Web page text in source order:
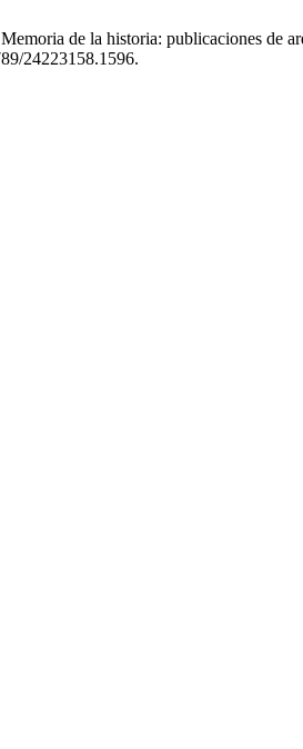
de la historia: publicaciones de
24223158.1596.